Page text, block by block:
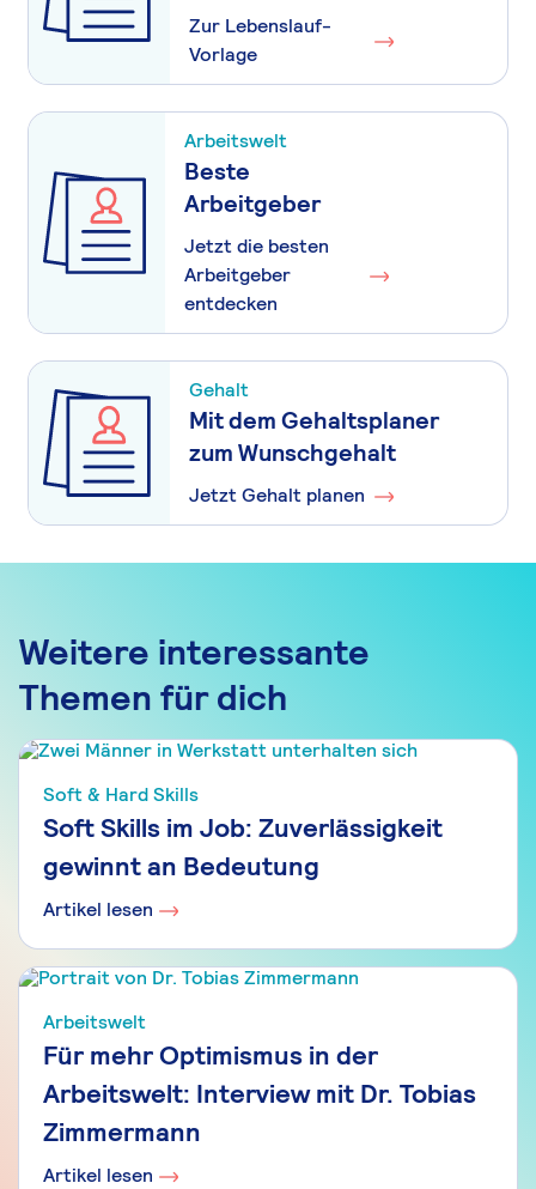
Zur Lebenslauf-
Vorlage
Arbeitswelt
Beste
Arbeitgeber
Jetzt die besten
Arbeitgeber
entdecken
Gehalt
Mit dem Gehaltsplaner
zum Wunschgehalt
Jetzt Gehalt planen
Weitere interessante
Themen für dich
Soft & Hard Skills
Soft Skills im Job: Zuverlässigkeit
gewinnt an Bedeutung
Artikel lesen
Arbeitswelt
Für mehr Optimismus in der
Arbeitswelt: Interview mit Dr. Tobias
Zimmermann
Artikel lesen